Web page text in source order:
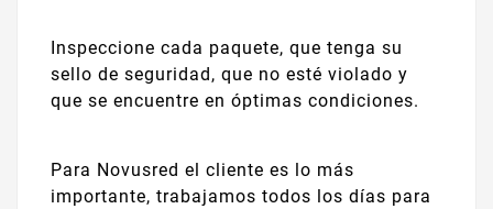
Inspeccione cada paquete, que tenga su
sello de seguridad, que no esté violado y
que se encuentre en óptimas condiciones.
Para Novusred el cliente es lo más
importante, trabajamos todos los días para